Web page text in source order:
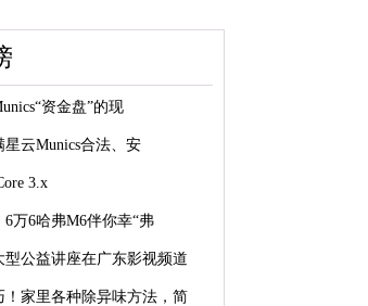
资金盘”的现
星云Munics合法、安
3.x
6万6哈弗M6伴你幸“弗
型公益讲座在广东影视频道
！家里各种除异味方法，简